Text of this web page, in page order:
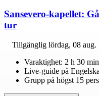
Sansevero-kapellet:
tur
Tillgänglig lördag, 08 aug.
Varaktighet: 2 h 30
Live-guide på
Grupp på högst 15